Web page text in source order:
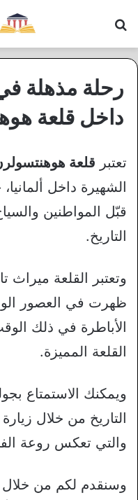
رحلة مذهلة
داخل قلعة
تعتبر قلعة
الشهيرة داخل
قبّل المواطنين
التاريخ.
وتعتبر القلعة ميراث
ظهرت في العصور
الأباطرة في ذلك
القلعة المميزة.
ويمكنك الاستمتاع
التاريخ من خلال زيارة
والتي تعكس روعة
وسنقدم لكم من خلال